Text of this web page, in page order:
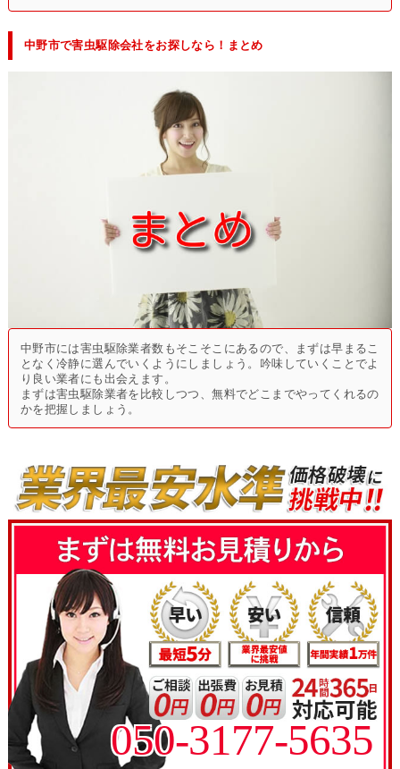
中野市で害虫駆除会社をお探しなら！まとめ
中野市には害虫駆除業者数もそこそこにあるので、まずは早まるこ
となく冷静に選んでいくようにしましょう。吟味していくことでよ
り良い業者にも出会えます。
まずは害虫駆除業者を比較しつつ、無料でどこまでやってくれるの
かを把握しましょう。
050-3177-5635